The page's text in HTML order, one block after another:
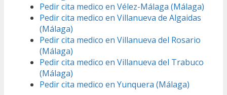
Pedir cita medico en Vélez-Málaga (Málaga)
Pedir cita medico en Villanueva de Algaidas
(Málaga)
Pedir cita medico en Villanueva del Rosario
(Málaga)
Pedir cita medico en Villanueva del Trabuco
(Málaga)
Pedir cita medico en Yunquera (Málaga)